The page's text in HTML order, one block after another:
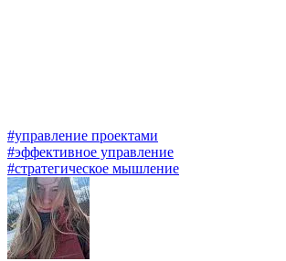
#управление проектами
#эффективное управление
#стратегическое мышление